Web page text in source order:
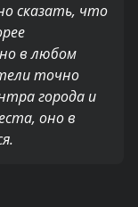
сказать, что
в любом
точно
города и
оно в